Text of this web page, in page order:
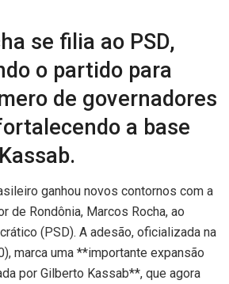
se filia ao PSD,
o partido para
de governadores
a base
ganhou novos contornos com a
de Rondônia, Marcos Rocha, ao
(PSD). A adesão, oficializada na
marca uma **importante expansão
por Gilberto Kassab**, que agora